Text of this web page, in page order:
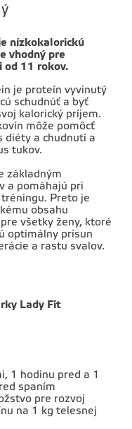
nízkokalorickú
vhodný pre
od 11 rokov.
je proteín vyvinutý
schudnúť a byť
kalorický príjem.
môže pomôcť
diéty a chudnutí a
tukov.
základným
a pomáhajú pri
Preto je
obsahu
všetky ženy, ktoré
optimálny prísun
a rastu svalov.
Lady Fit
1 hodinu pred a 1
spaním
pre rozvoj
na 1 kg telesnej